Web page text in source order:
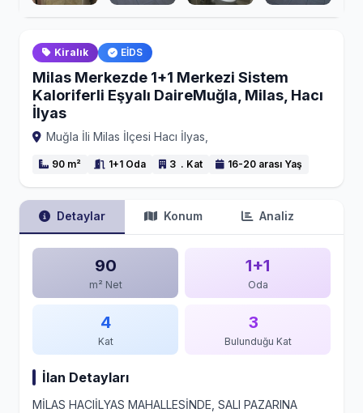
Kiralık EİDS
Milas Merkezde 1+1 Merkezi Sistem
Kaloriferli Eşyalı DaireMuğla, Milas, Hacı
İlyas
Muğla İli Milas İlçesi Hacı İlyas,
90 m² 1+1 Oda 3 . Kat 16-20 arası Yaş
Detaylar Konum Analiz
90
m² Net
1+1
Oda
4
Kat
3
Bulunduğu Kat
İlan Detayları
MİLAS HACIİLYAS MAHALLESİNDE, SALI PAZARINA